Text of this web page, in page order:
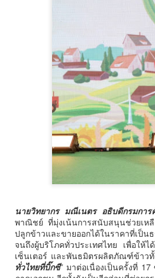
นายวิทยากร มณีเนตร อธิบดีกรมกา
พาณิชย์ ที่มุ่งเน้นการสนับสนุนช่วยเห
ปลูกข้าวและขายออกได้ในราคาที่เป็
จนถึงผู้บริโภคทั่วประเทศไทย เพื่อใ
เซ็นเตอร์ และพันธมิตรผลิตภัณฑ์ข้าว
ทั่วไทยที่บิ๊กซี” มาต่อเนื่องเป็นครั้งที่
เศรษฐกิจเติบโต
คนจำนวนมากขึ้
เศรษฐกิจได้ด้วยต
ศาสตราจารย์ ดร
กรมบัง
ครั้งใน
ของภาค
ภายใต้คอ
คู่คิดอัจฉ
เรื่องง่าย
ให้กับพี่น้อ
กรมบังคับคดี กระ
งานมหกรรมทางก
Expo Korat 2026
คู่คิดอัจฉริยะที่ช่วย
โอกาสการเริ่มต้
ภายในงานจะมีกา
• ใ
AUG
4
ที่นอนตา
ควรใช้ที่
ที่นอนตามสรีระ
บทความเกี่ยวกับ
ไฮไลท์์​ที่นอนที่ดีอ
ของแต่ละคน​ คน
มีการรองรับที่แต
แบรนด์เริ่มใช้ข้อมู